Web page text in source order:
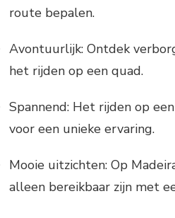
route bepalen.
Avontuurlijk: Ontdek
het rijden op een quad.
Spannend: Het rijden op
voor een unieke ervaring.
Mooie uitzichten: Op
alleen bereikbaar zijn met